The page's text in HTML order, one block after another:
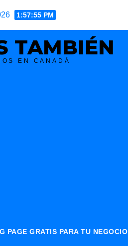
1:57:55 PM
TAMBIÉN
EN CANADÁ
PAGE GRATIS PARA TU NEGOCIO